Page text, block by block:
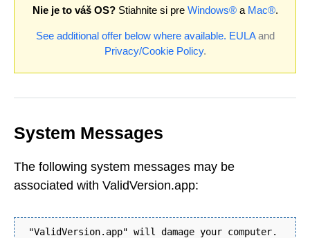
Nie je to váš OS?Stiahnite si pre Windows®a Mac®.
See additional offer below where available. EULAand
Privacy/Cookie Policy.
System Messages
The following system messages may be
associated with ValidVersion.app:
"ValidVersion.app" will damage your computer.